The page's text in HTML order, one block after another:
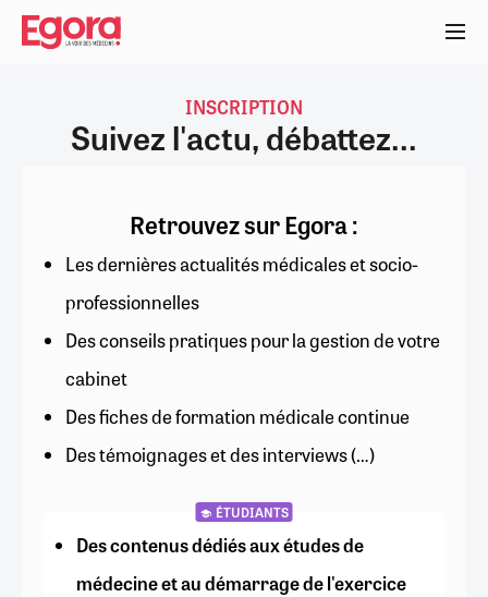
Aller
contenu
INSCRIPTION
Suivez l'actu, débattez...
Retrouvez sur Egora :
Les dernières actualités médicales et socio-
professionnelles
Des conseils pratiques pour la gestion de votre
cabinet
Des fiches de formation médicale continue
Des témoignages et des interviews (…)
ÉTUDIANTS
Des contenus dédiés aux études de
médecine et au démarrage de l'exercice